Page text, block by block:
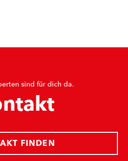
sind für dich da.
FINDEN